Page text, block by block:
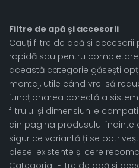
Filtre de apă și accesorii
Cauți filtre de apă și
rapidă sau pentru
această categorie găsești
montaj, utile când vrei să
funcționarea corectă a
filtrului și dimensiunile
din pagina produsului înainte
sigur ce variantă ți se
piesei existente și cere
Categoria „Filtre de apă și